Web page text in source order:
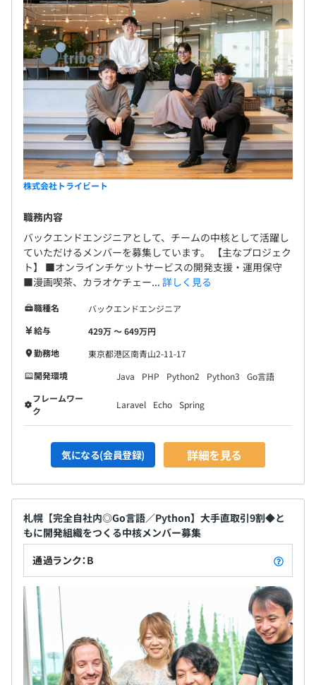
■小規模なチーム構成
自社メンバーによるメンバー層とリーダー層の小規模な編
成になります。チームは各エンジニアの能力を考慮して分
けており、3〜4名または4〜5名で開発することが多いで
す。
チームワーク重視なので、自分のことだけでなく、周りを
見ながら必要に応じて助けに入れる方が向いています。デ
業もあります。
■案件の期間・担当工程
1つの案件の長さは、半年以内〜年単位での案件などさま
ざまです。基本的に納品後の保守などに関わるため、納品
して終わりということは少なく、最後まで顧客の事業成長
を運用後もしっかりサポートしています。
■1人当たりの担当案件
複数の案件、クラウドなどは掛け持ちでご担当いただきま
す。
3カ月（期間中の待遇・条件に差はありません）
株式会社トライビート
職務内容
バックエンドエンジニアとして、チームの中核として活躍し
ていただけるメンバーを募集しています。 【主なプロジェク
ト】 ■オンラインチケットサービスの開発支援・運用保守
■漫画喫茶、カラオケチェー... 詳しく見る
職種名
バックエンドエンジニア
給与
429万 〜 649万円
勤務地
東京都港区南青山2-11-17
開発環境
Java PHP Python2 Python3
Go言語
フレームワー
ク
Laravel Echo Spring
気になる(会員登録) 詳細を見る
札幌【完全自社内◎Go言語／Python】大手直取引9割◆と
もに開発組織をつくる中核メンバー募集
通過ランク：B